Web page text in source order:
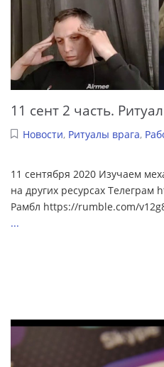
11 сент 2 часть.
Новости, Ритуалы врага,
11 сентября 2020 Изучаем
на других ресурсах
Рамбл https://rumble.com/
...